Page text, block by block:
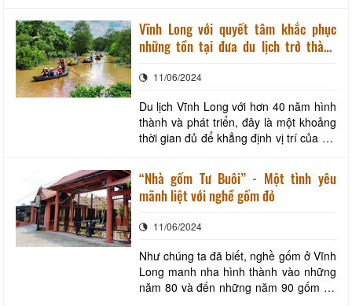
mình đối với sự phát triển của các cộng
đồng nông thôn, hướng tới mục tiêu
phát triển bền vững thông qua các giá
cũ
Vĩnh Long với quyết tâm khắc phục
những tồn tại đưa du lịch trở thành
202511/06/2024
Du lịch Vĩnh Long với hơn 40 năm hình
thành và phát triển, đây là một khoảng
thời gian đủ để khẳng định vị trí của Du
cả nước. Khẳng định, mặc dù là tỉnh
không rừng, không núi, không biển,
không đảo, không biên giới nhưng Vĩnh
“Nhà gốm Tư Buôi” - Một tình yêu
mãnh liệt với nghề gốm đỏ
11/06/2024
Như chúng ta đã biết, nghề gốm ở Vĩnh
Long manh nha hình thành vào những
năm 80 và đến những năm 90 gốm đỏ